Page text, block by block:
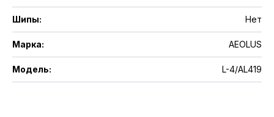
Шипы: Нет
Марка: AEOLUS
Модель: L-4/AL419